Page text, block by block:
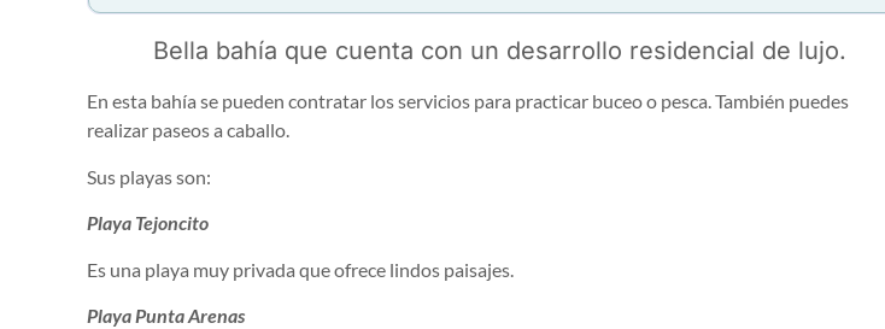
Bella bahía que cuenta con un desarrollo residencial de lujo.
En esta bahía se pueden contratar los servicios para practicar buceo o pesca. También puedes
realizar paseos a caballo.
Sus playas son:
Playa Tejoncito
Es una playa muy privada que ofrece lindos paisajes.
Playa Punta Arenas